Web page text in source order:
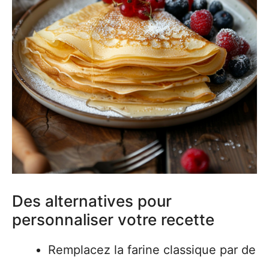
Des alternatives pour
personnaliser votre recette
Remplacez la farine classique par de